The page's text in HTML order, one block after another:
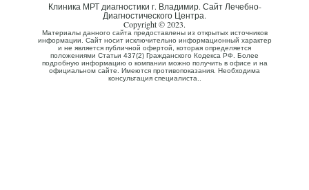
Клиника МРТ диагностики г. Владимир. Сайт Лечебно-
Диагностического Центра.
Copyright © 2023.
Материалы данного сайта предоставлены из открытых источников
информации. Сайт носит исключительно информационный характер
и не является публичной офертой, которая определяется
положениями Статьи 437(2) Гражданского Кодекса РФ. Более
подробную информацию о компании можно получить в офисе и на
официальном сайте. Имеются противопоказания. Необходима
консультация специалиста..